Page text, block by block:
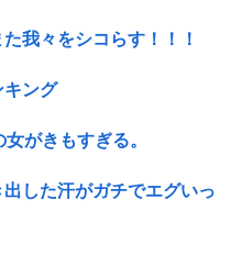
我々をシコらす！！！
キング
がきもすぎる。
した汗がガチでエグいっ